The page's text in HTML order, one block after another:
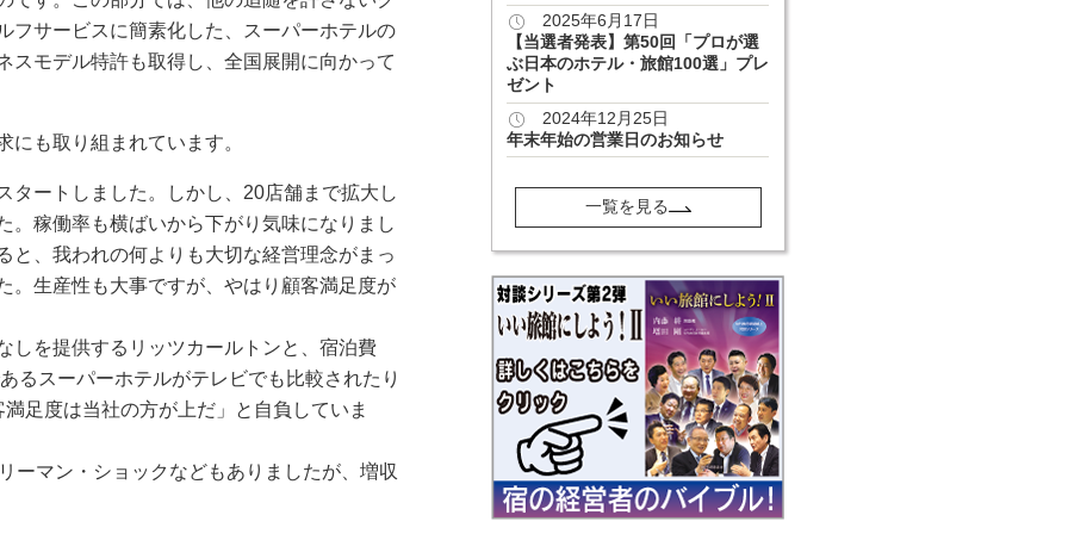
フサービスに簡素化した、スーパーホテルの
スモデル特許も取得し、全国展開に向かって
にも取り組まれています。
タートしました。しかし、20店舗まで拡大し
。稼働率も横ばいから下がり気味になりまし
と、我われの何よりも大切な経営理念がまっ
。生産性も大事ですが、やはり顧客満足度が
を提供するリッツカールトンと、宿泊費
るスーパーホテルがテレビでも比較されたり
足度は当社の方が上だ」と自負していま
マン・ショックなどもありましたが、増収
2025年6月17日
【当選者発表】第50回「プロが選
ぶ日本のホテル・旅館100選」プレ
ゼント
2024年12月25日
年末年始の営業日のお知らせ
一覧を見る